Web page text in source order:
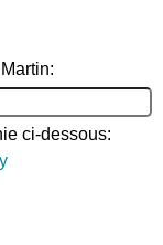
ci-dessous: